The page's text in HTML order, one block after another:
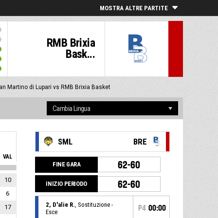
MOSTRA ALTRE PARTITE
RMB Brixia
Bask...
Martino di Lupari vs RMB Brixia Basket
VAL
10
6
17
SML BRE
FINE GARA 62-60
INIZIO PERIODO 62-60
2, D'alie R., Sostituzione -
Esce
P4 00:00